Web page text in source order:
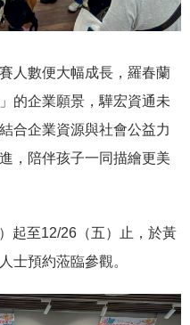
人數便大幅成長，羅春蘭
的企業願景，驊宏資通未
合企業資源與社會公益力
，陪伴孩子一同描繪更美
起至12/26（五）止，於黃
士預約蒞臨參觀。